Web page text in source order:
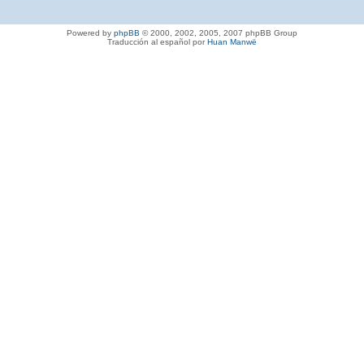
Powered by phpBB © 2000, 2002, 2005, 2007 phpBB Group
Traducción al español porHuan Manwë